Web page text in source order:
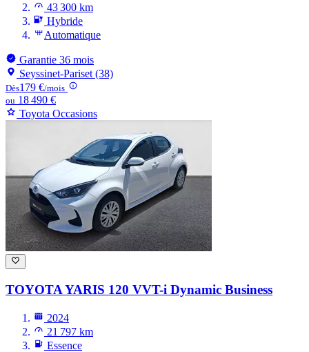
43 300 km
Hybride
Automatique
Garantie 36 mois
Seyssinet-Pariset (38)
Dès179 €/mois
ou 18 490 €
Toyota Occasions
TOYOTA YARIS 120 VVT-i Dynamic Business
2024
21 797 km
Essence